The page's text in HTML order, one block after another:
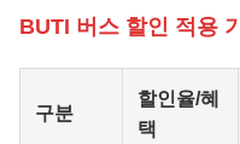
BUTI 버스 할인 적용
구분
할인율/혜
택